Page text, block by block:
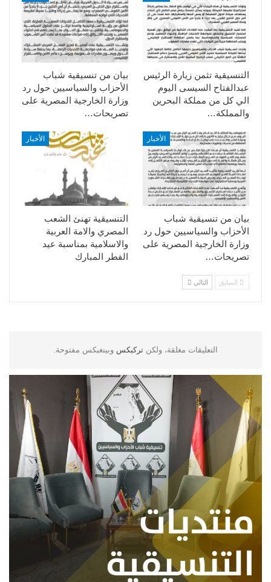
بيان من تنسيقية شباب
الأحزاب والسياسيين حول رد
وزارة الخارجية المصرية على
تصريحات…
التنسيقية تثمن زيارة الرئيس
عبدالفتاح السيسى اليوم
الي كل من مملكة البحرين
والمملكة…
الأخبار
التنسيقية تهنئ الشعب
المصري والامة العربية
والاسلامية بمناسبة عيد
الفطر المبارك
الأخبار
بيان من تنسيقية شباب
الأحزاب والسياسيين حول رد
وزارة الخارجية المصرية على
تصريحات…
السابق التالي
التعليقات مغلقة، ولكن تركبكس وبينغبكس مفتوحة.